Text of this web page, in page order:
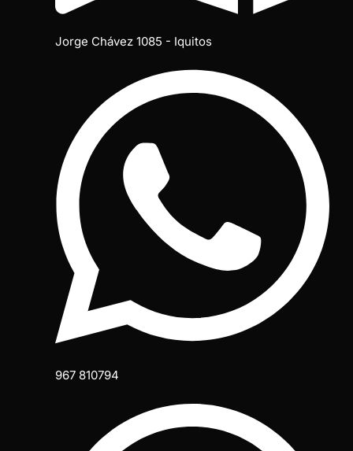
Jorge Chávez 1085 - Iquitos
967 810794